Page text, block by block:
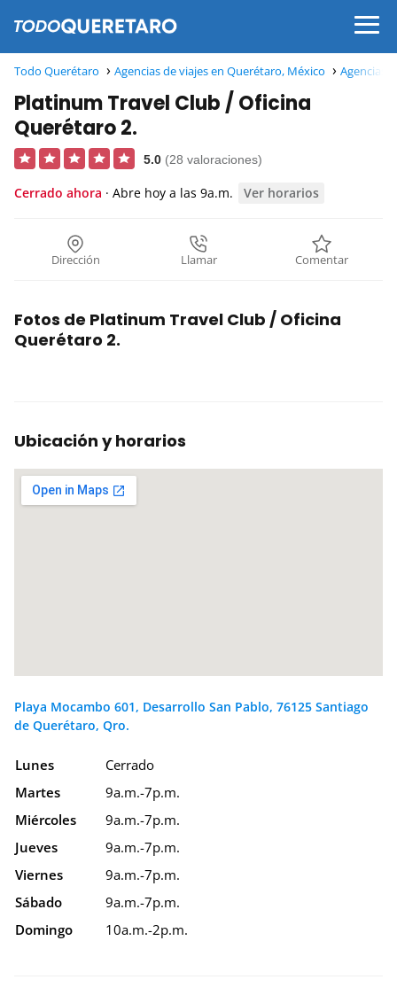
Todo Querétaro Agencias de viajes en Querétaro, México Agencias
Platinum Travel Club / Oficina
Querétaro 2.
5.0 (28 valoraciones)
Cerrado ahora · Abre hoy a las 9a.m. Ver horarios
Dirección Llamar Comentar
Fotos de Platinum Travel Club / Oficina
Querétaro 2.
Ubicación y horarios
Playa Mocambo 601, Desarrollo San Pablo, 76125 Santiago
de Querétaro, Qro.
Lunes
Cerrado
Martes
9a.m.-7p.m.
Miércoles
9a.m.-7p.m.
Jueves
9a.m.-7p.m.
Viernes
9a.m.-7p.m.
Sábado
9a.m.-7p.m.
Domingo
10a.m.-2p.m.